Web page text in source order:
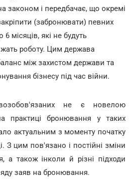
законом і передбачає, що окремі
(забронювати) певних
місяців, які не будуть
роботу. Цим держава
між захистом держави та
бізнесу під час війни.
не є новелою
практиці бронювання у таких
актуальним з моменту початку
З цим пов'язано і постійні зміни
а також інколи й різні підходи
заяв на бронювання.